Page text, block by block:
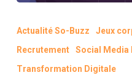
et
la
gamification
Actualité So-Buzz Jeux
Recrutement
Social Media
Transformation Digitale